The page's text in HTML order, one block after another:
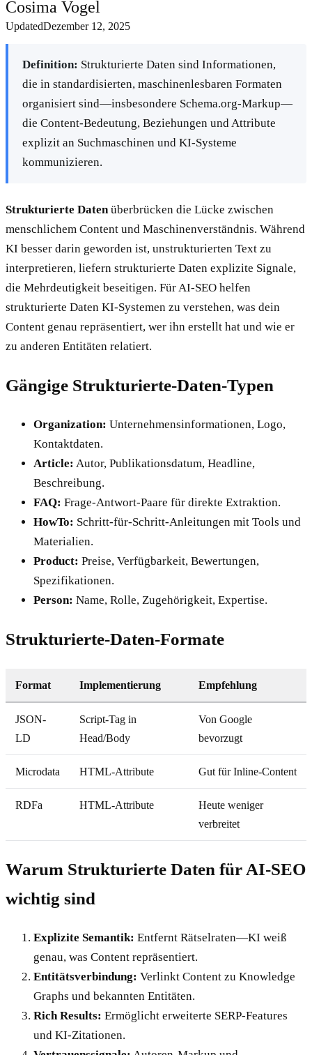
Cosima Vogel
UpdatedDezember 12, 2025
Definition: Strukturierte Daten sind Informationen,
die in standardisierten, maschinenlesbaren Formaten
organisiert sind—insbesondere Schema.org-Markup—
die Content-Bedeutung, Beziehungen und Attribute
explizit an Suchmaschinen und KI-Systeme
kommunizieren.
Strukturierte Datenüberbrücken die Lücke zwischen
menschlichem Content und Maschinenverständnis. Während
KI besser darin geworden ist, unstrukturierten Text zu
interpretieren, liefern strukturierte Daten explizite Signale,
die Mehrdeutigkeit beseitigen. Für AI-SEO helfen
strukturierte Daten KI-Systemen zu verstehen, was dein
Content genau repräsentiert, wer ihn erstellt hat und wie er
zu anderen Entitäten relatiert.
Gängige Strukturierte-Daten-Typen
Organization: Unternehmensinformationen, Logo,
Kontaktdaten.
Article: Autor, Publikationsdatum, Headline,
Beschreibung.
FAQ: Frage-Antwort-Paare für direkte Extraktion.
HowTo: Schritt-für-Schritt-Anleitungen mit Tools und
Materialien.
Product: Preise, Verfügbarkeit, Bewertungen,
Spezifikationen.
Person: Name, Rolle, Zugehörigkeit, Expertise.
Strukturierte-Daten-Formate
Format Implementierung Empfehlung
JSON-
LD
Script-Tag in
Head/Body
Von Google
bevorzugt
Microdata HTML-Attribute Gut für Inline-Content
RDFa HTML-Attribute
Heute weniger
verbreitet
Warum Strukturierte Daten für AI-SEO
wichtig sind
Explizite Semantik: Entfernt Rätselraten—KI weiß
genau, was Content repräsentiert.
Entitätsverbindung: Verlinkt Content zu Knowledge
Graphs und bekannten Entitäten.
Rich Results: Ermöglicht erweiterte SERP-Features
und KI-Zitationen.